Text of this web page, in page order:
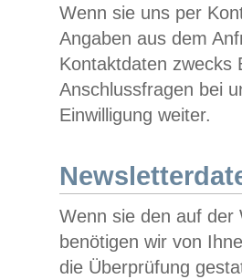
Wenn sie uns per
Angaben aus dem
Kontaktdaten zwecks
Anschlussfragen bei
Einwilligung weiter.
Wenn sie den auf der
benötigen wir von
die Überprüfung